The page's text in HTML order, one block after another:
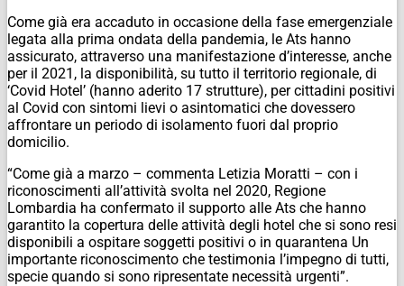
Come già era accaduto in occasione della fase emergenziale
legata alla prima ondata della pandemia, le Ats hanno
assicurato, attraverso una manifestazione d’interesse, anche
per il 2021, la disponibilità, su tutto il territorio regionale, di
‘Covid Hotel’ (hanno aderito 17 strutture), per cittadini positivi
al Covid con sintomi lievi o asintomatici che dovessero
affrontare un periodo di isolamento fuori dal proprio
domicilio.
“Come già a marzo – commenta Letizia Moratti – con i
riconoscimenti all’attività svolta nel 2020, Regione
Lombardia ha confermato il supporto alle Ats che hanno
garantito la copertura delle attività degli hotel che si sono resi
disponibili a ospitare soggetti positivi o in quarantena Un
importante riconoscimento che testimonia l’impegno di tutti,
specie quando si sono ripresentate necessità urgenti”.